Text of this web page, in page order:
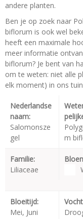
andere planten.
Ben je op zoek naar
biflorum is ook wel
heeft een maximale
meer informatie
biflorum? Je bent van
om te weten: niet alle
elk moment) in ons
Nederlandse
naam:
Salomonsze
gel
m
Familie:
Liliaceae
Bloeitijd:
Mei, Juni